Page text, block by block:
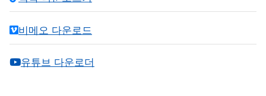
비메오 다운로드
유튜브 다운로더